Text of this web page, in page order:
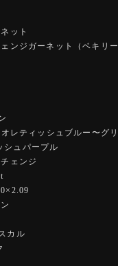
ット
ンジガーネット（ベキリ
レティッシュブルー〜グ
シュパープル
ェンジ
カル